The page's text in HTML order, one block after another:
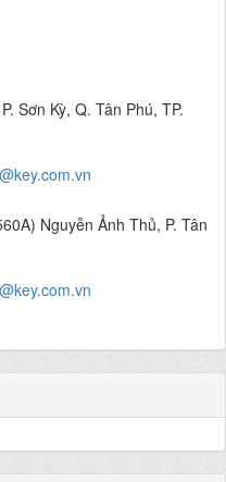
Sơn Kỳ, Q. Tân Phú, TP.
Nguyễn Ảnh Thủ, P. Tân